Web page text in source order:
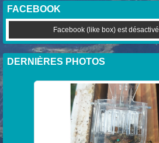
FACEBOOK
Facebook (like box) est désactivé.
DERNIÈRES PHOTOS